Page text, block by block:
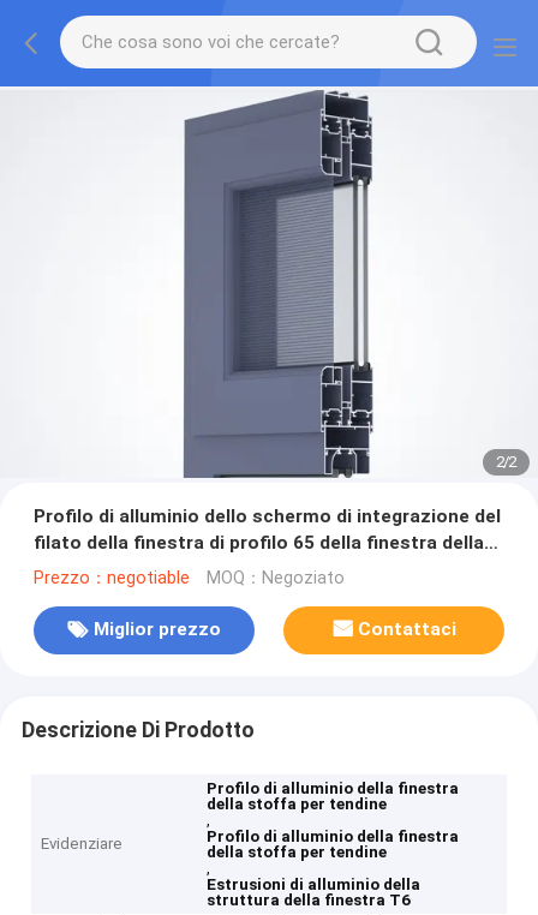
2/2
Profilo di alluminio dello schermo di integrazione del
filato della finestra di profilo 65 della finestra della
stoffa per tendine
Prezzo：negotiable MOQ：Negoziato
Miglior prezzo Contattaci
Descrizione Di Prodotto
Evidenziare
Profilo di alluminio della finestra
della stoffa per tendine
,
Profilo di alluminio della finestra
della stoffa per tendine
,
Estrusioni di alluminio della
struttura della finestra T6